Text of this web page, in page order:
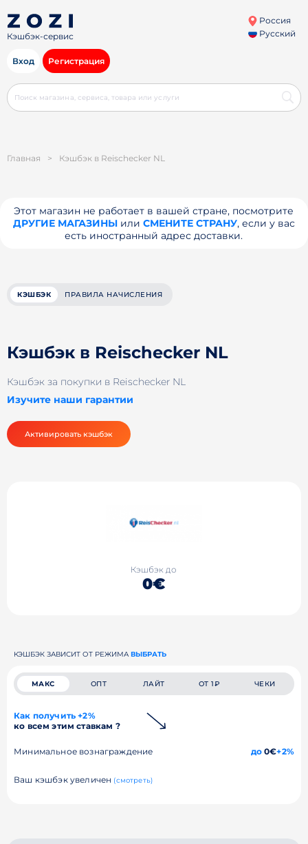
Кэшбэк-сервис
Россия
Русский
Вход Регистрация
Главная > Кэшбэк в Reischecker NL
Этот магазин не работает в вашей стране, посмотрите
ДРУГИЕ МАГАЗИНЫили СМЕНИТЕ СТРАНУ, если у вас
есть иностранный адрес доставки.
КЭШБЭК ПРАВИЛА НАЧИСЛЕНИЯ
Кэшбэк в Reischecker NL
Кэшбэк за покупки в Reischecker NL
Изучите наши гарантии
Активировать кэшбэк
Кэшбэк до
0€
КЭШБЭК ЗАВИСИТ ОТ РЕЖИМА ВЫБРАТЬ
МАКС ОПТ ЛАЙТ ОТ 1₽ ЧЕКИ
Как получить +2%
ко всем этим ставкам ?
Минимальное вознаграждение до0€+2%
Ваш кэшбэк увеличен (смотреть)